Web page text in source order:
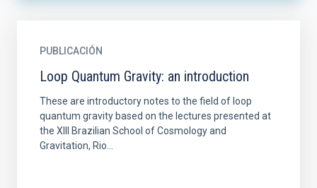
PUBLICACIÓN
Loop Quantum Gravity: an introduction
These are introductory notes to the field of loop
quantum gravity based on the lectures presented at
the XIII Brazilian School of Cosmology and
Gravitation, Rio...